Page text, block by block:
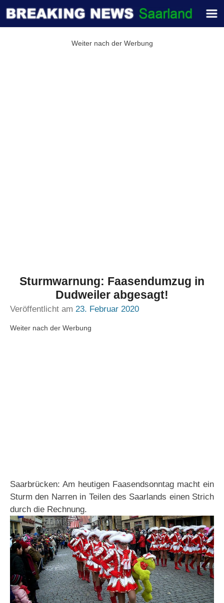
Weiter nach der Werbung
Sturmwarnung: Faasendumzug in
Dudweiler abgesagt!
Veröffentlicht am 23. Februar 2020
Weiter nach der Werbung
Saarbrücken: Am heutigen Faasendsonntag macht ein
Sturm den Narren in Teilen des Saarlands einen Strich
durch die Rechnung.